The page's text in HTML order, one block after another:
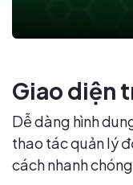
Giao diện
Dễ dàng hình
thao tác quản lý
cách nhanh